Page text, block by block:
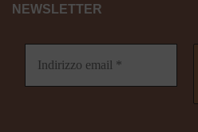
NEWSLETTER